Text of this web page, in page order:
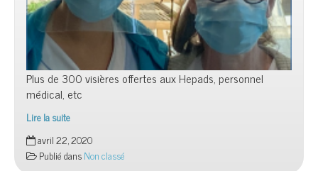
Plus de 300 visières offertes aux Hepads, personnel
médical, etc
Lire la suite
Visières
anti-
projection
avril 22, 2020
Publié dansNon classé